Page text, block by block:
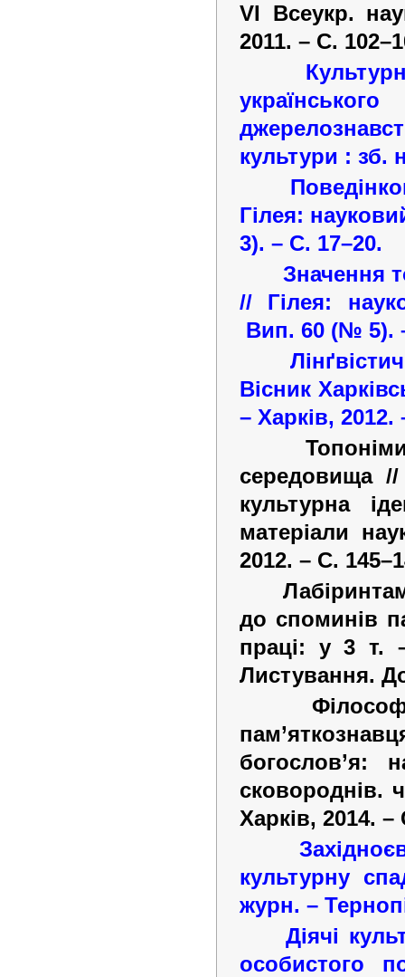
VІ Всеукр.
2011. – С.
культури : зб.
Гілея:
3). – С. 17–20.
Значення
// Гілея:
Вип. 60 (№ 5).
Вісник
– Харків, 2012.
середовища //
культурна
матеріали
2012. – С.
до споминів
праці: у 3 т.
Листування.
богослов’я:
сковороднів.
Харків, 2014. –
культурну
журн. –
Діячі
особистого